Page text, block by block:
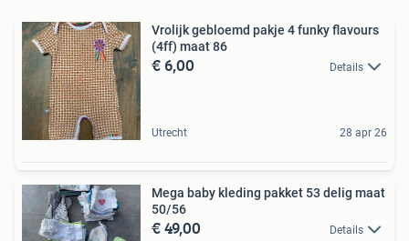
Vrolijk gebloemd pakje 4 funky flavours
(4ff) maat 86
€ 6,00 Details
Utrecht 28 apr 26
Mega baby kleding pakket 53 delig maat
50/56
€ 49,00 Details